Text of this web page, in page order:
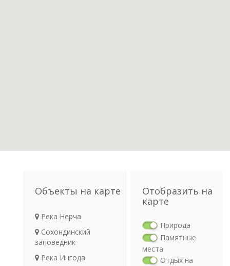
Объекты на карте
Река Нерча
Сохондинский
заповедник
Река Ингода
Отобразить на
карте
Природа
Памятные
места
Отдых на